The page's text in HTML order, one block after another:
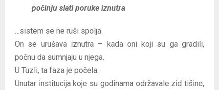
počinju slati poruke iznutra
…sistem se ne ruši spolja.
On se urušava iznutra – kada oni koji su ga gradili,
počnu da sumnjaju u njega.
U Tuzli, ta faza je počela.
Unutar institucija koje su godinama održavale zid tišine,